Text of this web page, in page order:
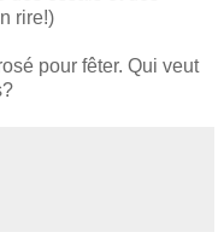
rire!)
pour fêter. Qui veut